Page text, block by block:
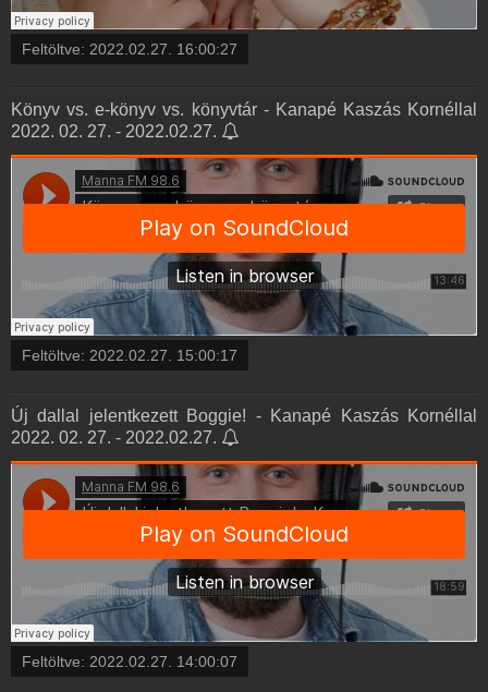
Feltöltve: 2022.02.27. 16:00:27
Könyv vs. e-könyv vs. könyvtár - Kanapé Kaszás Kornéllal
2022. 02. 27. - 2022.02.27.
Feltöltve: 2022.02.27. 15:00:17
Új dallal jelentkezett Boggie! - Kanapé Kaszás Kornéllal
2022. 02. 27. - 2022.02.27.
Feltöltve: 2022.02.27. 14:00:07